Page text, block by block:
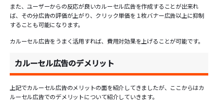
また、ユーザーからの反応が良いカルーセル広告を作成することが出来れ
ば、その分広告の評価が上がり、クリック単価を１枚バナー広告以上に抑制
することも可能になります。
カルーセル広告をうまく活用すれば、費用対効果を上げることが可能です。
カルーセル広告のデメリット
上記でカルーセル広告のメリットの面を紹介してきましたが、ここからはカ
ルーセル広告でのデメリットについて紹介していきます。